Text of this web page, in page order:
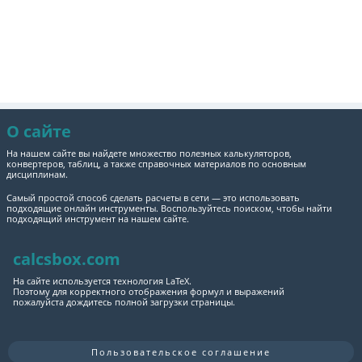
О сайте
На нашем сайте вы найдете множество полезных калькуляторов,
конвертеров, таблиц, а также справочных материалов по основным
дисциплинам.
Самый простой способ сделать расчеты в сети — это использовать
подходящие онлайн инструменты. Воспользуйтесь поиском, чтобы найти
подходящий инструмент на нашем сайте.
calcsbox.com
На сайте используется технология LaTeX.
Поэтому для корректного отображения формул и выражений
пожалуйста дождитесь полной загрузки страницы.
Пользовательское соглашение